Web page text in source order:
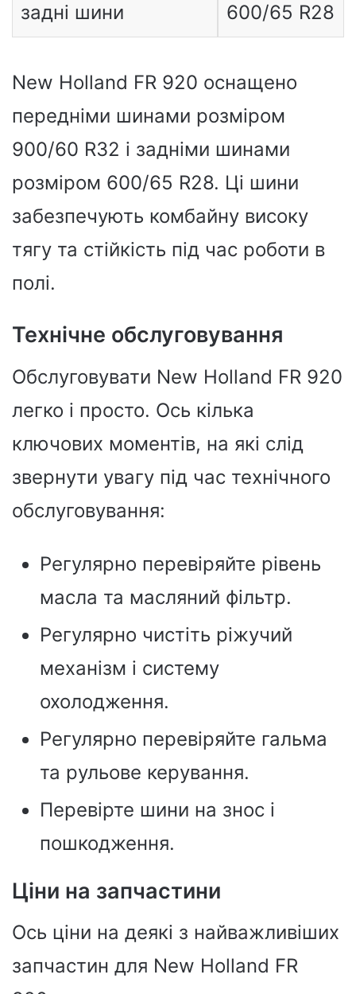
задні шини 600/65 R28
New Holland FR 920 оснащено
передніми шинами розміром
900/60 R32 і задніми шинами
розміром 600/65 R28. Ці шини
забезпечують комбайну високу
тягу та стійкість під час роботи в
полі.
Технічне обслуговування
Обслуговувати New Holland FR 920
легко і просто. Ось кілька
ключових моментів, на які слід
звернути увагу під час технічного
обслуговування:
Регулярно перевіряйте рівень
масла та масляний фільтр.
Регулярно чистіть ріжучий
механізм і систему
охолодження.
Регулярно перевіряйте гальма
та рульове керування.
Перевірте шини на знос і
пошкодження.
Ціни на запчастини
Ось ціни на деякі з найважливіших
запчастин для New Holland FR